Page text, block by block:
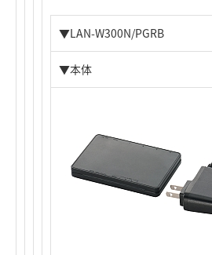
▼LAN-W300N/PGRB
▼本体